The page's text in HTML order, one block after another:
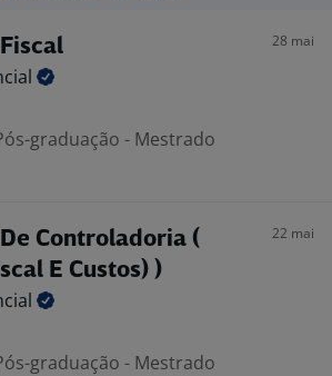
28 mai
graduação - Mestrado
Controladoria (
E Custos) )
22 mai
graduação - Mestrado